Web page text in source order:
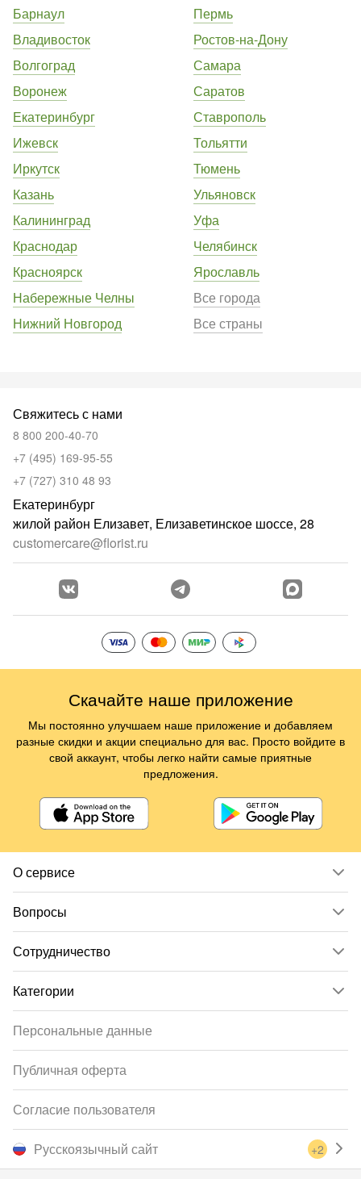
Барнаул
Владивосток
Волгоград
Воронеж
Екатеринбург
Ижевск
Иркутск
Казань
Калининград
Краснодар
Красноярск
Набережные Челны
Нижний Новгород
Пермь
Ростов-на-Дону
Самара
Саратов
Ставрополь
Тольятти
Тюмень
Ульяновск
Уфа
Челябинск
Ярославль
Все города
Все страны
О сервисе
Вопросы
Сотрудничество
Категории
Свяжитесь с нами
8 800 200-40-70
+7 (495) 169-95-55
+7 (727) 310 48 93
Екатеринбург
жилой район Елизавет, Елизаветинское шоссе, 28
customercare@florist.ru
Русскоязычный сайт +2
Персональные данные
Публичная оферта
Согласие пользователя
Скачайте наше приложение
Мы постоянно улучшаем наше приложение и добавляем
разные скидки и акции специально для вас. Просто войдите в
свой аккаунт, чтобы легко найти самые приятные
предложения.